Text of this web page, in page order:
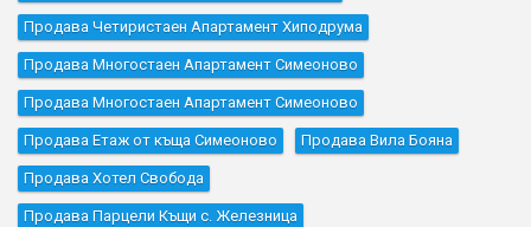
Продава Четиристаен Апартамент Хиподрума
Продава Многостаен Апартамент Симеоново
Продава Многостаен Апартамент Симеоново
Продава Етаж от къща Симеоново Продава Вила Бояна
Продава Хотел Свобода
Продава Парцели Къщи с. Железница